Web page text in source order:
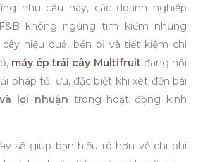
nhu cầu này, các doanh nghiệp
không ngừng tìm kiếm những
hiệu quả, bền bỉ và tiết kiệm chi
máy ép trái cây Multifruit đang nổi
pháp tối ưu, đặc biệt khi xét đến bài
lợi nhuận trong hoạt động kinh
sẽ giúp bạn hiểu rõ hơn về chi phí